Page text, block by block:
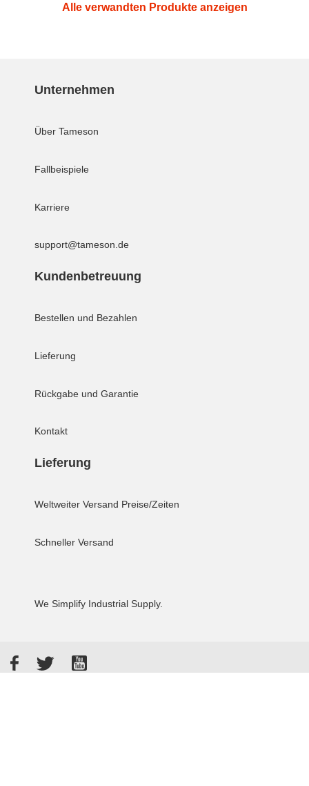
Alle verwandten Produkte anzeigen
Unternehmen
Über Tameson
Fallbeispiele
Karriere
support@tameson.de
Kundenbetreuung
Bestellen und Bezahlen
Lieferung
Rückgabe und Garantie
Kontakt
Lieferung
Weltweiter Versand Preise/Zeiten
Schneller Versand
We Simplify Industrial Supply.
FacebookTwitterYouTube